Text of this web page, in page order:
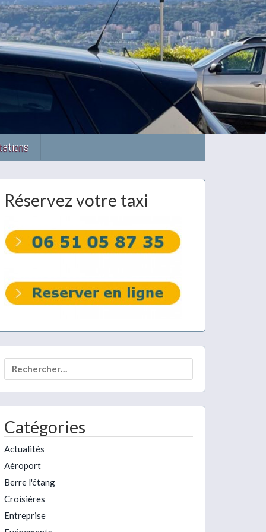
Réservez votre taxi
Catégories
Actualités
Aéroport
Berre l'étang
Croisières
Entreprise